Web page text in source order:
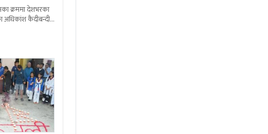
क्रममा देशभरका
अधिकांश कैदीबन्दी